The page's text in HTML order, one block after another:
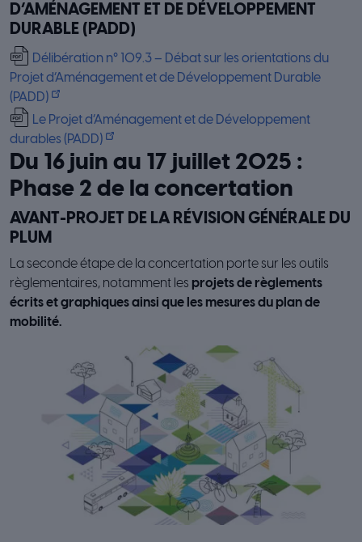
D’AMÉNAGEMENT ET DE DÉVELOPPEMENT
DURABLE (PADD)
Délibération n° 109.3 – Débat sur les orientations du
Projet d’Aménagement et de Développement Durable
(PADD)
Le Projet d’Aménagement et de Développement
durables (PADD)
Du 16 juin au 17 juillet 2025 :
Phase 2 de la concertation
AVANT-PROJET DE LA RÉVISION GÉNÉRALE DU
PLUM
La seconde étape de la concertation porte sur les outils
règlementaires, notamment les projets de règlements
écrits et graphiques ainsi que les mesures du plan de
mobilité.